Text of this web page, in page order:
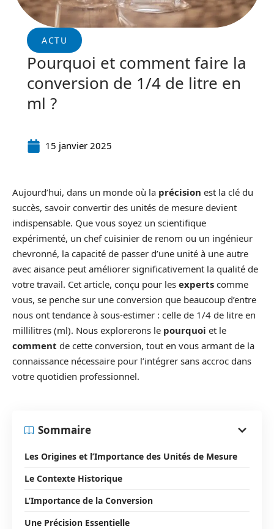
ACTU
Pourquoi et comment faire la
conversion de 1/4 de litre en
ml ?
15 janvier 2025
Aujourd’hui, dans un monde où la précision est la clé du
succès, savoir convertir des unités de mesure devient
indispensable. Que vous soyez un scientifique
expérimenté, un chef cuisinier de renom ou un ingénieur
chevronné, la capacité de passer d’une unité à une autre
avec aisance peut améliorer significativement la qualité de
votre travail. Cet article, conçu pour les experts comme
vous, se penche sur une conversion que beaucoup d’entre
nous ont tendance à sous-estimer : celle de 1/4 de litre en
millilitres (ml). Nous explorerons le pourquoi et le
comment de cette conversion, tout en vous armant de la
connaissance nécessaire pour l’intégrer sans accroc dans
votre quotidien professionnel.
Sommaire
Les Origines et l’Importance des Unités de Mesure
Le Contexte Historique
L’Importance de la Conversion
Une Précision Essentielle